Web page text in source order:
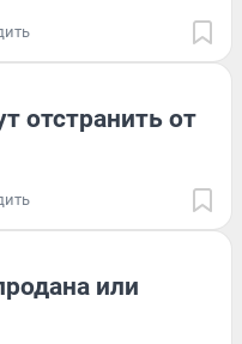
отстранить от
или